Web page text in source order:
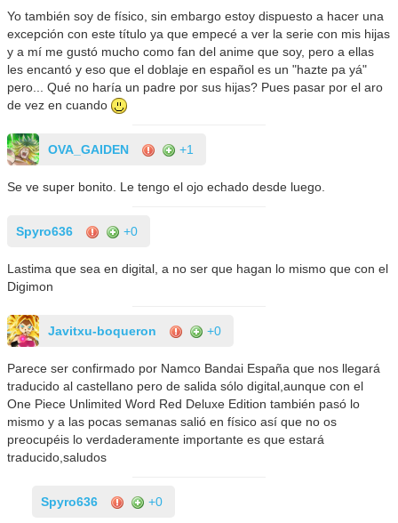
Yo también soy de físico, sin embargo estoy dispuesto a hacer una
excepción con este título ya que empecé a ver la serie con mis hijas
y a mí me gustó mucho como fan del anime que soy, pero a ellas
les encantó y eso que el doblaje en español es un "hazte pa yá"
pero... Qué no haría un padre por sus hijas? Pues pasar por el aro
de vez en cuando
OVA_GAIDEN +1
Se ve super bonito. Le tengo el ojo echado desde luego.
Spyro636 +0
Lastima que sea en digital, a no ser que hagan lo mismo que con el
Digimon
Javitxu-boqueron +0
Parece ser confirmado por Namco Bandai España que nos llegará
traducido al castellano pero de salida sólo digital,aunque con el
One Piece Unlimited Word Red Deluxe Edition también pasó lo
mismo y a las pocas semanas salió en físico así que no os
preocupéis lo verdaderamente importante es que estará
traducido,saludos
Spyro636 +0